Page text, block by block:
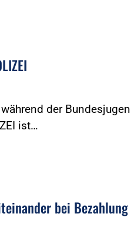
der
ist…
bei